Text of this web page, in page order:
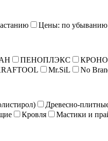
Цены: по убыванию
ПЕНОПЛЭКС
Mr.SiL No
Древесно-
Кровля Мастики и